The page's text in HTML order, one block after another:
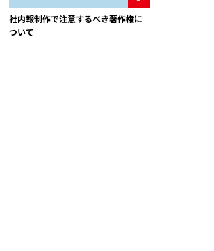
社内報制作で注意するべき著作権に
ついて